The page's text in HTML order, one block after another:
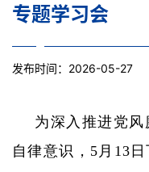
专题学习会
发布时间：2026-05-27
为深入推进党
自律意识， 5 月 13